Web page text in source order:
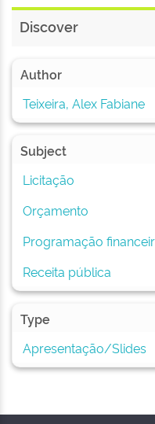
Discover
Author
Teixeira, Alex Fabiane
Subject
Licitação
Orçamento
Programação
Receita pública
Type
Apresentação/Slides